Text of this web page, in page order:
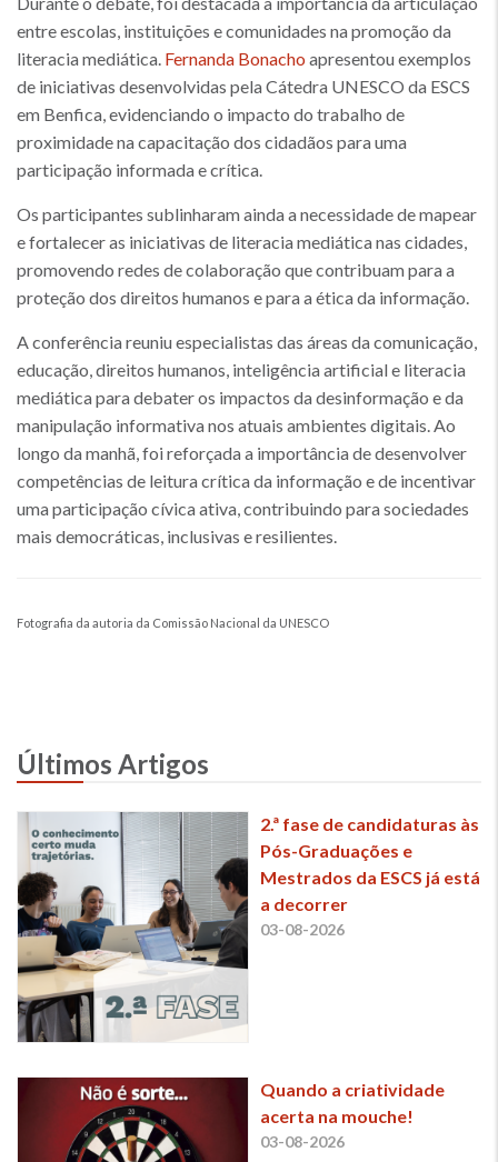
entre escolas, instituições e comunidades na promoção da
literacia mediática. Fernanda Bonacho apresentou exemplos
de iniciativas desenvolvidas pela Cátedra UNESCO da ESCS
em Benfica, evidenciando o impacto do trabalho de
proximidade na capacitação dos cidadãos para uma
participação informada e crítica.
Os participantes sublinharam ainda a necessidade de mapear
e fortalecer as iniciativas de literacia mediática nas cidades,
promovendo redes de colaboração que contribuam para a
proteção dos direitos humanos e para a ética da informação.
A conferência reuniu especialistas das áreas da comunicação,
educação, direitos humanos, inteligência artificial e literacia
mediática para debater os impactos da desinformação e da
manipulação informativa nos atuais ambientes digitais. Ao
longo da manhã, foi reforçada a importância de desenvolver
competências de leitura crítica da informação e de incentivar
uma participação cívica ativa, contribuindo para sociedades
mais democráticas, inclusivas e resilientes.
Fotografia da autoria da Comissão Nacional da UNESCO
Últimos Artigos
2.ª fase de candidaturas às
Pós-Graduações e
Mestrados da ESCS já está
a decorrer
03-08-2026
Quando a criatividade
acerta na mouche!
03-08-2026